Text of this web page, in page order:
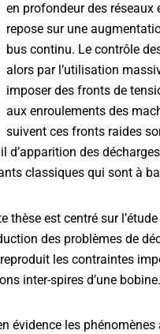
en profondeur des réseaux
repose sur une
bus continu. Le contrôle
alors par l’utilisation
imposer des fronts de
aux enroulements des
suivent ces fronts raides
d’apparition des
classiques qui sont à
thèse est centré sur
des problèmes de
les contraintes
inter-spires d’une bobine.
évidence les